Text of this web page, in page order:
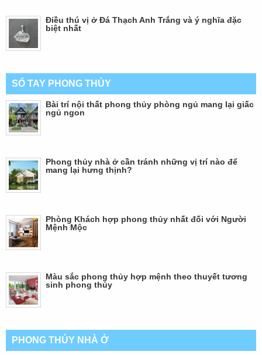
Điều thú vị ở Đá Thạch Anh Trắng và ý nghĩa đặc
biệt nhất
SỔ TAY PHONG THỦY
Bài trí nội thất phong thủy phòng ngủ mang lại giấc
ngủ ngon
Phong thủy nhà ở cần tránh những vị trí nào để
mang lại hưng thịnh?
Phòng Khách hợp phong thủy nhất đối với Người
Mệnh Mộc
Màu sắc phong thủy hợp mệnh theo thuyết tương
sinh phong thủy
PHONG THỦY NHÀ Ở